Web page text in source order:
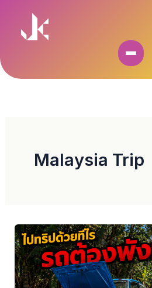
content
Malaysia Trip